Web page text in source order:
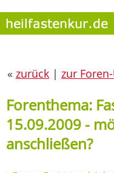
« zurück | zur
Forenthema:
15.09.2009 -
anschließen?